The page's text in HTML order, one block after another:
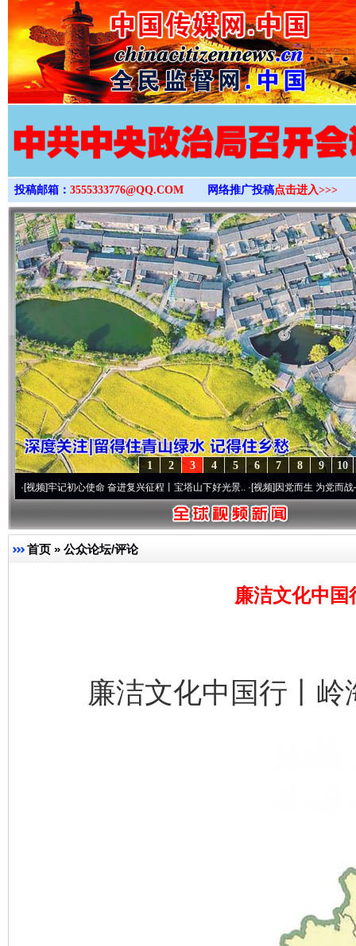
>
投稿邮箱： 3555333776@QQ.COM 网络推广投稿点击进入>>>
10
9
8
7
6
5
4
3
2
1
初心使命 奋进复兴征程丨宝塔山下好光景..·[视频]因党而生 为党而战——百年“纪
首页 » 公众论坛/评论
廉洁文化中
廉洁文化中国行丨岭